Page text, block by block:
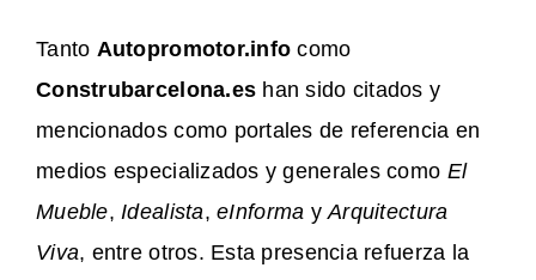
Tanto Autopromotor.info como
Construbarcelona.es han sido citados y
mencionados como portales de referencia en
medios especializados y generales como El
Mueble,Idealista,eInforma yArquitectura
Viva, entre otros. Esta presencia refuerza la